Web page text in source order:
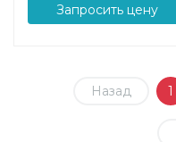
Запросить цену
Назад 1